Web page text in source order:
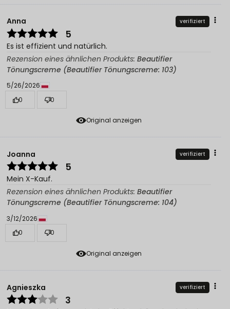
Original anzeigen
Anna verifiziert
5
Es ist effizient und natürlich.
Rezension eines ähnlichen Produkts: Beautifier
Tönungscreme (Beautifier Tönungscreme: 103)
5/26/2026
0
0
Original anzeigen
Joanna verifiziert
5
Mein X-Kauf.
Rezension eines ähnlichen Produkts: Beautifier
Tönungscreme (Beautifier Tönungscreme: 104)
3/12/2026
0
0
Agnieszka verifiziert
3